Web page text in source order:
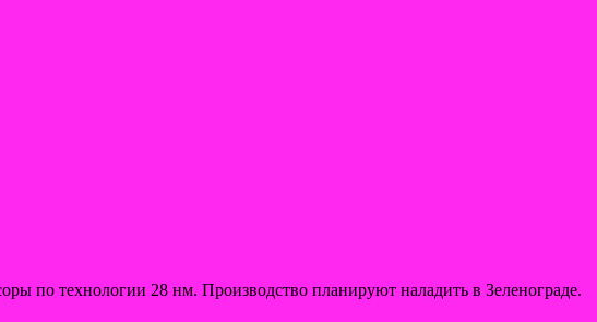
по технологии 28 нм. Производство планируют наладить в Зеленограде.